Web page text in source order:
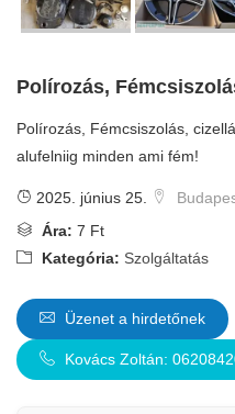
Polírozás,
Polírozás, Fémcsiszolás,
alufelniig minden ami fém!
2025. június 25.
Ára: 7 Ft
Kategória: Szolgáltatás
Üzenet a hirdetőnek
Kovács Zoltán: